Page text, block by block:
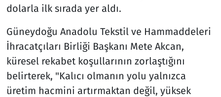
dolarla ilk sırada yer aldı.
Güneydoğu Anadolu Tekstil ve Hammaddeleri
İhracatçıları Birliği Başkanı Mete Akcan,
küresel rekabet koşullarının zorlaştığını
belirterek, "Kalıcı olmanın yolu yalnızca
üretim hacmini artırmaktan değil, yüksek